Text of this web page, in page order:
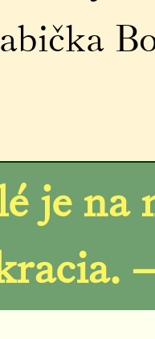
je na